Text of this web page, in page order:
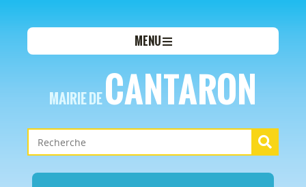
MENU
MAIRIE DECANTARON